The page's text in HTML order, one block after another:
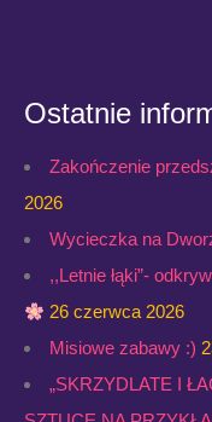
Ostatnie
Zakończenie
2026
Wycieczka na
,,Letnie łąki”-
26 czerwca 2026
Misiowe zabawy :)
„SKRZYDLATE I